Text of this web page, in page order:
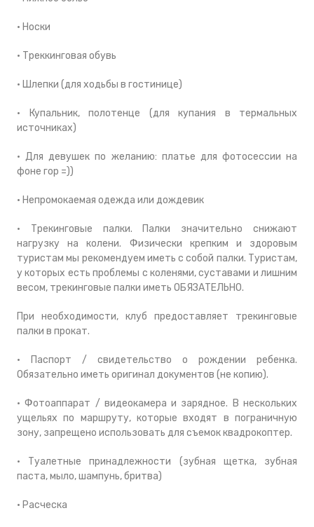
• Носки
• Треккинговая обувь
• Шлепки (для ходьбы в гостинице)
• Купальник, полотенце (для купания в термальных
источниках)
• Для девушек по желанию: платье для фотосессии на
фоне гор =))
• Непромокаемая одежда или дождевик
• Трекинговые палки. Палки значительно снижают
нагрузку на колени. Физически крепким и здоровым
туристам мы рекомендуем иметь с собой палки. Туристам,
у которых есть проблемы с коленями, суставами и лишним
весом, трекинговые палки иметь ОБЯЗАТЕЛЬНО.
При необходимости, клуб предоставляет трекинговые
палки в прокат.
• Паспорт / свидетельство о рождении ребенка.
Обязательно иметь оригинал документов (не копию).
• Фотоаппарат / видеокамера и зарядное. В нескольких
ущельях по маршруту, которые входят в пограничную
зону, запрещено использовать для съемок квадрокоптер.
• Туалетные принадлежности (зубная щетка, зубная
паста, мыло, шампунь, бритва)
• Расческа